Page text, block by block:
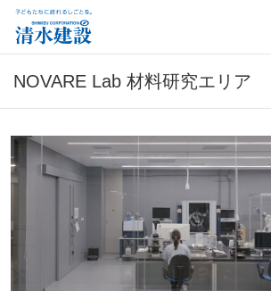
NOVARE Lab 材料研究エリア